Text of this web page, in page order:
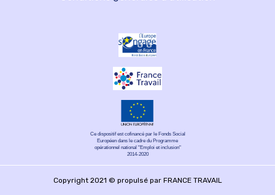
Ce dispositif est cofinancé par le Fonds Social
Européen dans le cadre du Programme
opérationnel national "Emploi et inclusion"
2014-2020
Copyright 2021 © propulsé par FRANCE TRAVAIL